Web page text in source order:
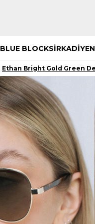
BLUE BLOCK
Ethan Bright Gold Green